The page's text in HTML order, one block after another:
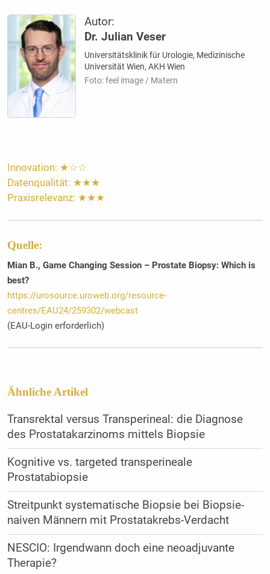
Autor:
Dr. Julian Veser
Universitätsklinik für Urologie, Medizinische
Universität Wien, AKH Wien
Foto: feel image / Matern
Innovation: ★☆☆
Datenqualität: ★★★
Praxisrelevanz: ★★★
Quelle:
Mian B., Game Changing Session – Prostate Biopsy: Which is
best?
https://urosource.uroweb.org/resource-
centres/EAU24/259302/webcast
(EAU-Login erforderlich)
Ähnliche Artikel
Transrektal versus Transperineal: die Diagnose
des Prostatakarzinoms mittels Biopsie
Kognitive vs. targeted transperineale
Prostatabiopsie
Streitpunkt systematische Biopsie bei Biopsie-
naiven Männern mit Prostatakrebs-Verdacht
NESCIO: Irgendwann doch eine neoadjuvante
Therapie?